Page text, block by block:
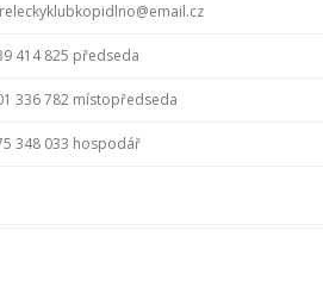
414 825 předseda
336 782 místopředseda
348 033 hospodář